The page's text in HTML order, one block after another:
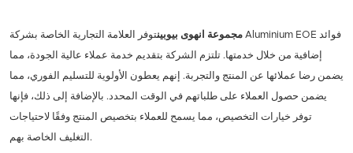
مجموعة انهوى بيوبينتوفر العلامة التجارية الخاصة بشركة Aluminium EOE فوائد
إضافية من خلال خدمتها. تلتزم الشركة بتقديم خدمة عملاء عالية الجودة، مما
يضمن رضا عملائها عن المنتج والتجربة. إنهم يعطون الأولوية للتسليم الفوري، مما
يضمن حصول العملاء على طلباتهم في الوقت المحدد. بالإضافة إلى ذلك، فإنها
توفر خيارات التخصيص، مما يسمح للعملاء بتخصيص المنتج وفقًا لاحتياجات
التغليف الخاصة بهم.